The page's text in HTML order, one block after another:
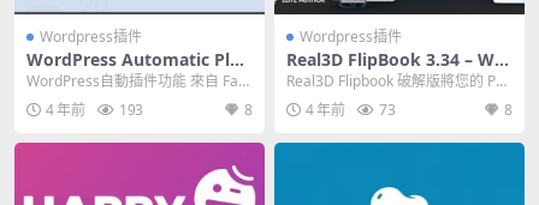
Wordpress插件
WordPress Automatic Plug
in 3.55.6
WordPress自動插件功能 來自 Fac
ebook og:image 標籤的...
4 年前 193 8
Wordpress插件
Real3D FlipBook 3.34 – Wor
dPress 插件
Real3D Flipbook 破解版將您的 PD
F 或圖像顯示為您網站內的超逼...
4 年前 73 8